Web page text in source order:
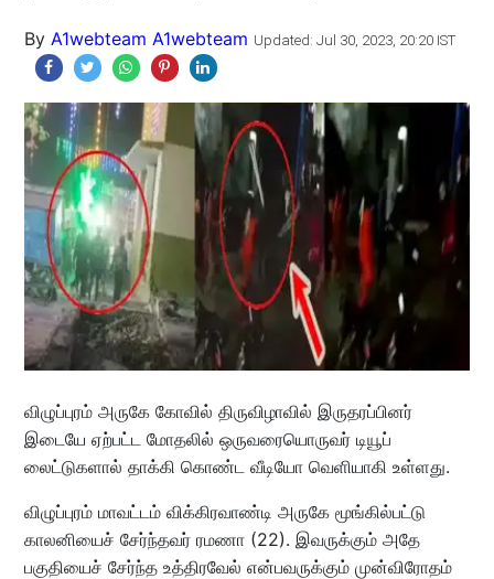
By A1webteam A1webteam Updated: Jul 30, 2023, 20:20 IST
விழுப்புரம் அருகே கோவில் திருவிழாவில் இருதரப்பினர்
இடையே ஏற்பட்ட மோதலில் ஒருவரையொருவர் டியூப்
லைட்டுகளால் தாக்கி கொண்ட வீடியோ வெளியாகி உள்ளது.
விழுப்புரம் மாவட்டம் விக்கிரவாண்டி அருகே மூங்கில்பட்டு
காலனியைச் சேர்ந்தவர் ரமணா (22). இவருக்கும் அதே
பகுதியைச் சேர்ந்த உத்திரவேல் என்பவருக்கும் முன்விரோதம்